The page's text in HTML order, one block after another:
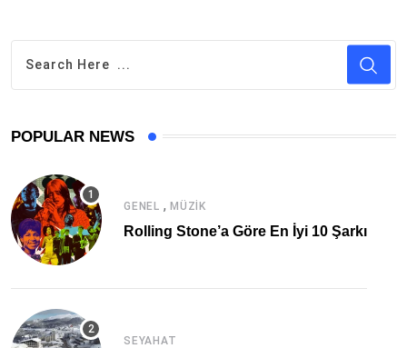
POPULAR NEWS
GENEL , MÜZIK
Rolling Stone’a Göre En İyi 10 Şarkı
SEYAHAT